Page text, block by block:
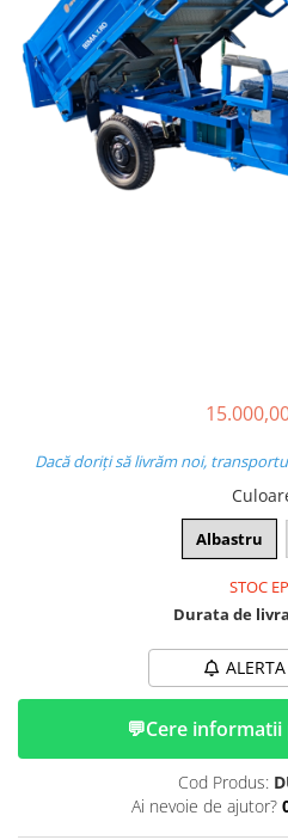
➔ Cu Cabina fara Permis
➔ Cu Cabina Inchisa
➔ Cu Remorca
➔ Cu Remorca Fara Permis
➔ Cu Volan
➔ Fara Permis
PIESE DE SCHIMB
Toate accesoriile la Triciclete
Masini Electrice
Masina Electrica RDB
Masina Electrica Arora
Dacă doriți să livrăm noi,
Albastru
STOC
Durata de
💬Cere informatii
Cod Produs:
Ai nevoie de ajutor?